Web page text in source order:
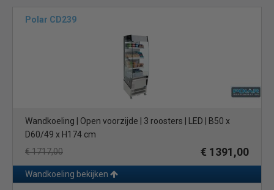
Polar CD239
Wandkoeling | Open voorzijde | 3 roosters | LED | B50 x
D60/49 x H174 cm
€ 1717,00
€ 1391,00
Wandkoeling bekijken